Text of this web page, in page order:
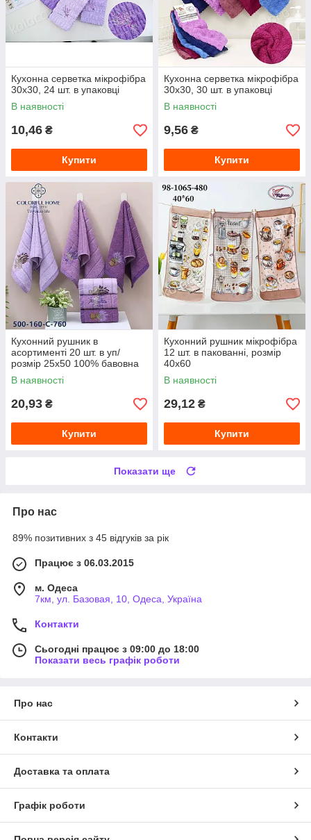
Кухонна серветка мікрофібра
30х30, 24 шт. в упаковці
В наявності
10,46 ₴
Купити
Кухонна серветка мікрофібра
30х30, 30 шт. в упаковці
В наявності
9,56 ₴
Купити
Кухонний рушник в
асортименті 20 шт. в уп/
розмір 25х50 100% бавовна
В наявності
20,93 ₴
Купити
Кухонний рушник мікрофібра
12 шт. в пакованні, розмір
40х60
В наявності
29,12 ₴
Купити
Показати ще
Про нас
89% позитивних з 45 відгуків за рік
Працює з 06.03.2015
м. Одеса
7км, ул. Базовая, 10, Одеса, Україна
Контакти
Сьогодні працює з 09:00 до 18:00
Показати весь графік роботи
Про нас
Контакти
Доставка та оплата
Графік роботи